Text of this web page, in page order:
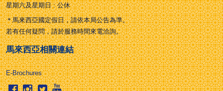
星期六及星期日 : 公休
＊馬來西亞國定假日，請依本局公告為準。
若有任何疑問，請於服務時間來電洽詢。
馬來西亞相關連結
E-Brochures